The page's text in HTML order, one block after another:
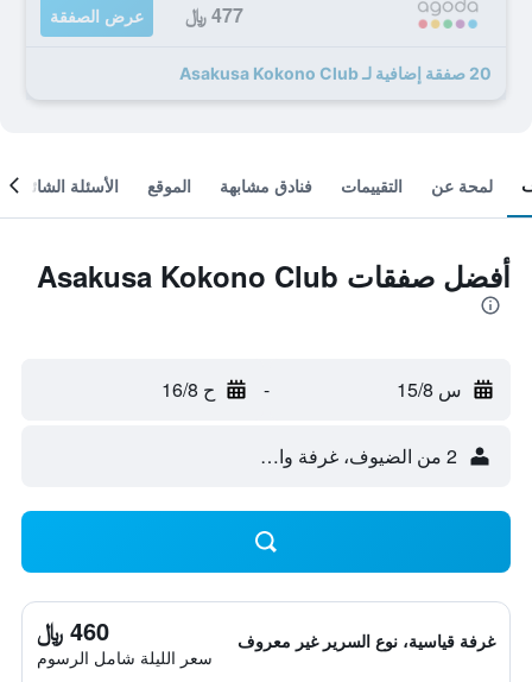
477 ﷼ عرض الصفقة
20 صفقة إضافية لـ Asakusa Kokono Club
لمحة عن التقييمات فنادق مشابهة الموقع الأسئلة الشائعة
أفضل صفقات Asakusa Kokono Club
س 15/8 - ح 16/8
2 من الضيوف، غرفة واحدة
غرفة قياسية، نوع السرير غير معروف 460 ﷼
سعر الليلة شامل الرسوم